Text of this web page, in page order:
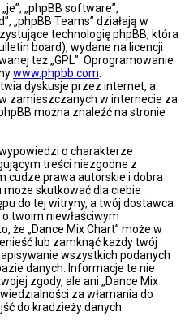
„phpBB software”,
„phpBB Teams” działają w
technologię phpBB, która
board), wydane na licencji
też „GPL”. Oprogramowanie
www.phpbb.com
dyskusje przez internet, a
zamieszczanych w internecie za
można znaleźć na stronie
o charakterze
treści niezgodne z
cudze prawa autorskie i dobra
skutkować dla ciebie
do tej witryny, a twój dostawca
twoim niewłaściwym
że „Dance Mix Chart” może w
lub zamknąć każdy twój
wszystkich podanych
danych. Informacje te nie
zgody, ale ani „Dance Mix
za włamania do
do kradzieży danych.